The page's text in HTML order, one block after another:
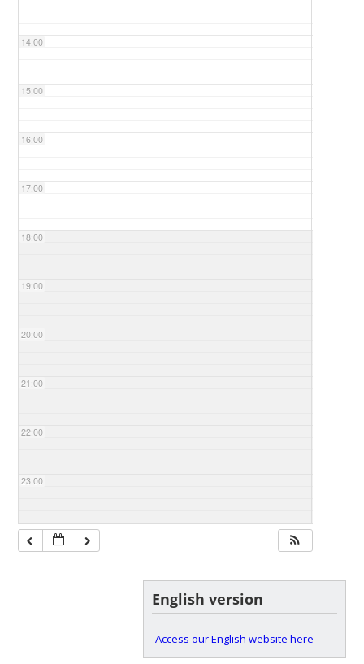
14:00
15:00
16:00
17:00
18:00
19:00
20:00
21:00
22:00
23:00
English version
Access our English website here